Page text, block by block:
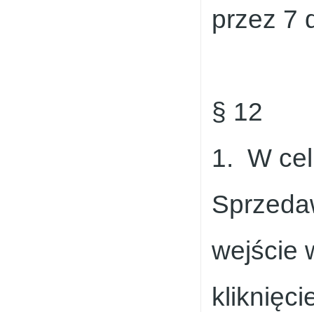
przez 7
§ 12
1. W
wejście